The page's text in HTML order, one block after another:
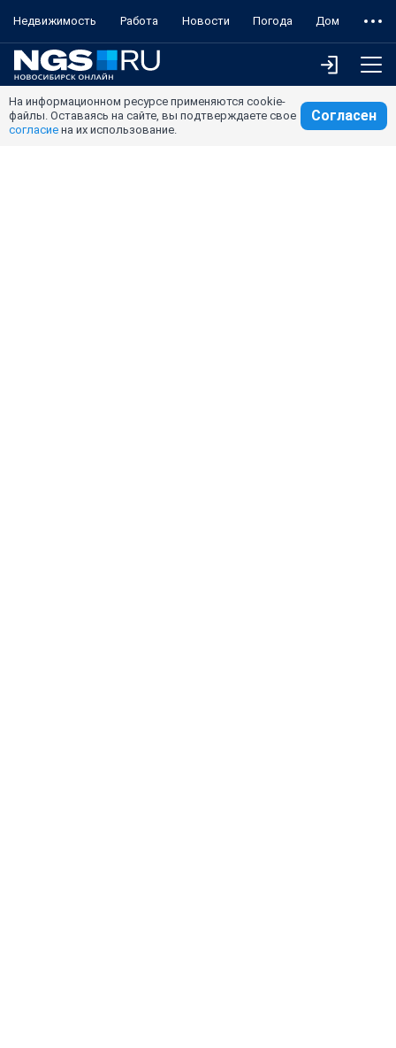
Недвижимость Работа Новости Погода Дом
На информационном ресурсе применяются cookie-
файлы. Оставаясь на сайте, вы подтверждаете свое
согласие на их использование.
Согласен